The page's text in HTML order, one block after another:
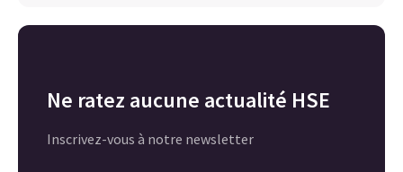
Ne ratez aucune actualité HSE
Inscrivez-vous à notre newsletter